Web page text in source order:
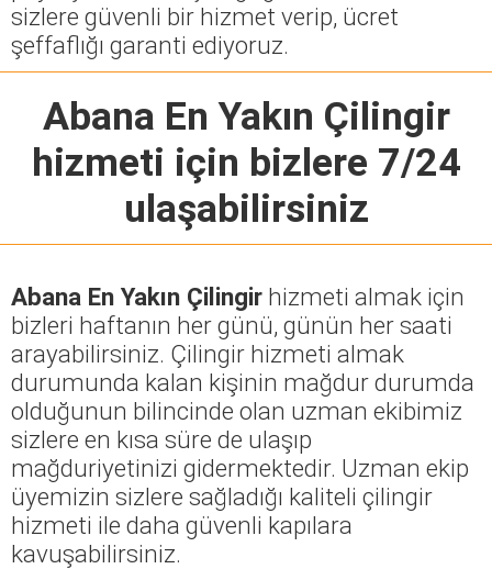
sizlere güvenli bir hizmet verip, ücret
şeffaflığı garanti ediyoruz.
Abana En Yakın Çilingir
hizmeti için bizlere 7/24
ulaşabilirsiniz
Abana En Yakın Çilingir hizmeti almak için
bizleri haftanın her günü, günün her saati
arayabilirsiniz. Çilingir hizmeti almak
durumunda kalan kişinin mağdur durumda
olduğunun bilincinde olan uzman ekibimiz
sizlere en kısa süre de ulaşıp
mağduriyetinizi gidermektedir. Uzman ekip
üyemizin sizlere sağladığı kaliteli çilingir
hizmeti ile daha güvenli kapılara
kavuşabilirsiniz.